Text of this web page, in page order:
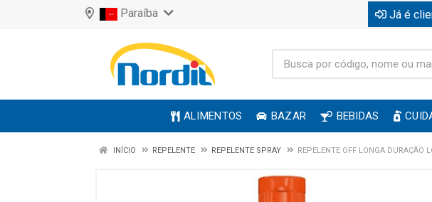
Paraíba Já é
ALIMENTOS BAZAR BEBIDAS
INÍCIO REPELENTE REPELENTE SPRAY REPELENTE OFF LONGA DURAÇÃO